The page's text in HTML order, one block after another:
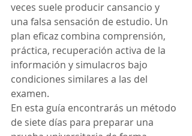
veces suele producir cansancio y
una falsa sensación de estudio. Un
plan eficaz combina comprensión,
práctica, recuperación activa de la
información y simulacros bajo
condiciones similares a las del
examen.
En esta guía encontrarás un método
de siete días para preparar una